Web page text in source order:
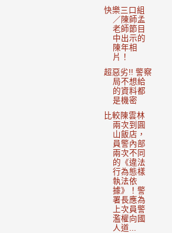
快樂三口組
／陳師孟
老師節目
中出示的
陳年相
片！
超惡劣!! 警察
局不想給
的資料都
是機密
比較陳雲林
兩次到圓
山飯店，
員警內部
兩次不同
的《違法
行為態樣
執法依
據》！警
署長應為
上次員警
濫權向國
人道...